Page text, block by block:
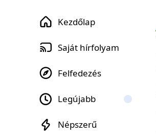
Kezdőlap
Saját hírfolyam
Felfedezés
Legújabb
Népszerű